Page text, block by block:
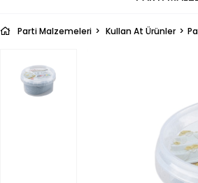
Parti Malzemeleri Kullan At Ürünler